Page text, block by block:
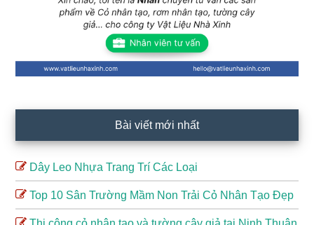
Bài viết mới nhất
Dây Leo Nhựa Trang Trí Các Loại
Top 10 Sân Trường Mầm Non Trải Cỏ Nhân Tạo Đẹp